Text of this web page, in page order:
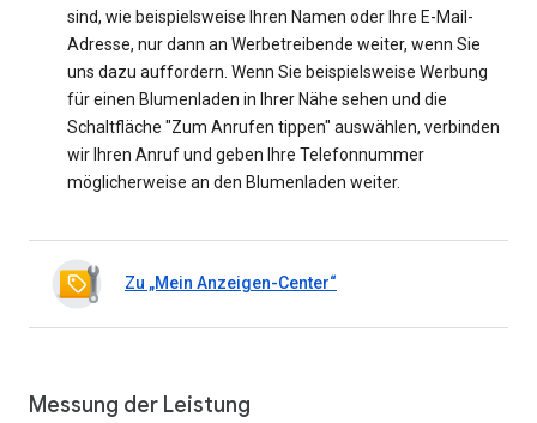
sind, wie beispielsweise Ihren Namen oder Ihre E-Mail-
Adresse, nur dann an Werbetreibende weiter, wenn Sie
uns dazu auffordern. Wenn Sie beispielsweise Werbung
für einen Blumenladen in Ihrer Nähe sehen und die
Schaltfläche "Zum Anrufen tippen" auswählen, verbinden
wir Ihren Anruf und geben Ihre Telefonnummer
möglicherweise an den Blumenladen weiter.
Zu „Mein Anzeigen-Center“
Messung der Leistung